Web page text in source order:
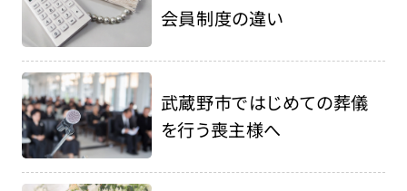
会員制度の違い
武蔵野市ではじめての葬儀
を行う喪主様へ